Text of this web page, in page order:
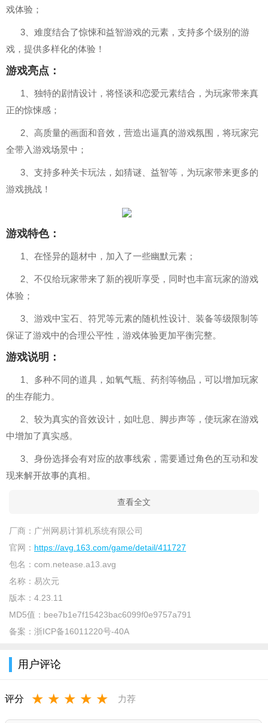
戏体验；
3、难度结合了惊悚和益智游戏的元素，支持多个级别的游
戏，提供多样化的体验！
游戏亮点：
1、独特的剧情设计，将怪谈和恋爱元素结合，为玩家带来真
正的惊悚感；
2、高质量的画面和音效，营造出逼真的游戏氛围，将玩家完
全带入游戏场景中；
3、支持多种关卡玩法，如猜谜、益智等，为玩家带来更多的
游戏挑战！
游戏特色：
1、在怪异的题材中，加入了一些幽默元素；
2、不仅给玩家带来了新的视听享受，同时也丰富玩家的游戏
体验；
3、游戏中宝石、符咒等元素的随机性设计、装备等级限制等
保证了游戏中的合理公平性，游戏体验更加平衡完整。
游戏说明：
1、多种不同的道具，如氧气瓶、药剂等物品，可以增加玩家
的生存能力。
2、较为真实的音效设计，如吐息、脚步声等，使玩家在游戏
中增加了真实感。
3、身份选择会有对应的故事线索，需要通过角色的互动和发
现来解开故事的真相。
查看全文
厂商： 广州网易计算机系统有限公司
官网： https://avg.163.com/game/detail/411727
包名： com.netease.a13.avg
名称： 易次元
版本： 4.23.11
MD5值： bee7b1e7f15423bac6099f0e9757a791
备案： 浙ICP备16011220号-40A
用户评论
评分 ★ ★ ★ ★ ★ 力荐